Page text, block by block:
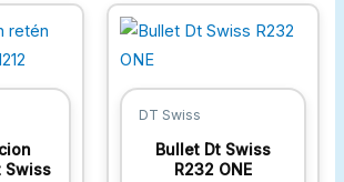
Swiss
DT Swiss
Bullet Dt Swiss
R232 ONE